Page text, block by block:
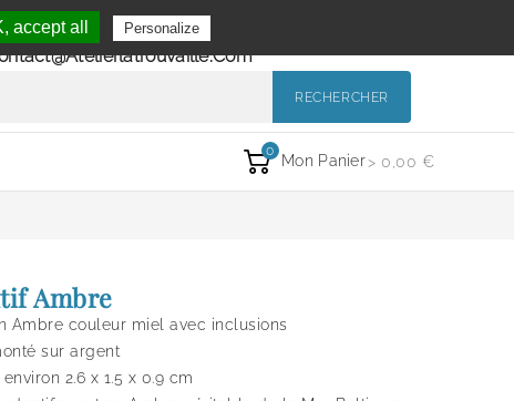
9h à 12h et de 14h à 18h
RECHERCHER
0
Mon Panier> 0,00 €
Ambre
Ambre couleur miel avec inclusions
sur argent
2.6 x 1.5 x 0.9 cm
accept all Personalize